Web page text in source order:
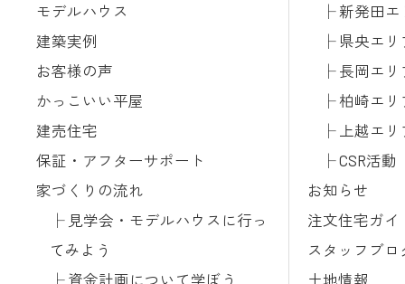
モデルハウス
建築実例
お客様の声
かっこいい平屋
建売住宅
保証・アフターサポート
家づくりの流れ
見学会・モデルハウスに行っ
てみよう
資金計画について学ぼう
新発田エ
県央エリ
長岡エリ
柏崎エリ
上越エリ
CSR活動
お知らせ
注文住宅ガイ
スタッフブロ
土地情報